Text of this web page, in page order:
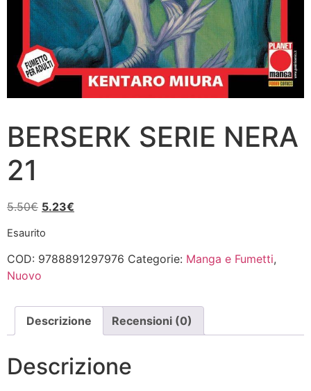
BERSERK SERIE NERA
21
5.50€ Il
originale
era:
5.23€
è:
Esaurito
COD: 9788891297976 Categorie: Manga e Fumetti,
Nuovo
Descrizione Recensioni (0)
Descrizione